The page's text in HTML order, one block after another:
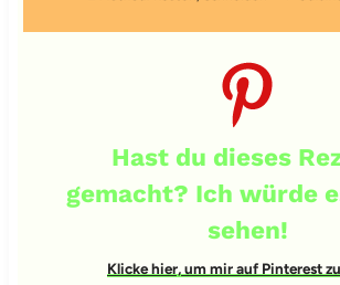
Hast du dieses
gemacht? Ich würde
sehen!
Klicke hier, um mir auf Pinterest